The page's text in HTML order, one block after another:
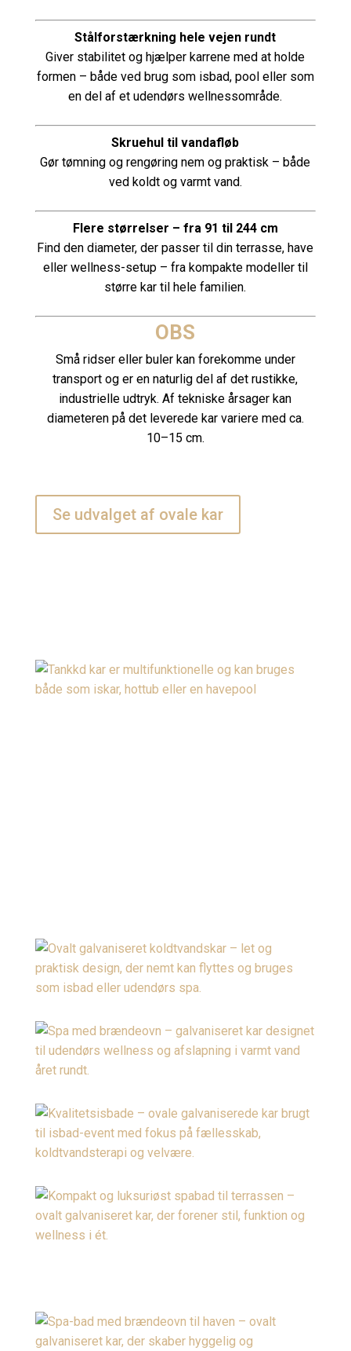
Stålforstærkning hele vejen rundt
Giver stabilitet og hjælper karrene med at holde
formen – både ved brug som isbad, pool eller som
en del af et udendørs wellnessområde.
Skruehul til vandafløb
Gør tømning og rengøring nem og praktisk – både
ved koldt og varmt vand.
Flere størrelser – fra 91 til 244 cm
Find den diameter, der passer til din terrasse, have
eller wellness-setup – fra kompakte modeller til
større kar til hele familien.
OBS
Små ridser eller buler kan forekomme under
transport og er en naturlig del af det rustikke,
industrielle udtryk. Af tekniske årsager kan
diameteren på det leverede kar variere med ca.
10–15 cm.
Se udvalget af ovale kar